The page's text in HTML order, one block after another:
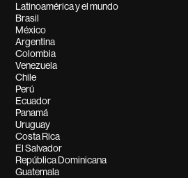
Latinoamérica y el mundo
Brasil
México
Argentina
Colombia
Venezuela
Chile
Perú
Ecuador
Panamá
Uruguay
Costa Rica
El Salvador
República Dominicana
Guatemala